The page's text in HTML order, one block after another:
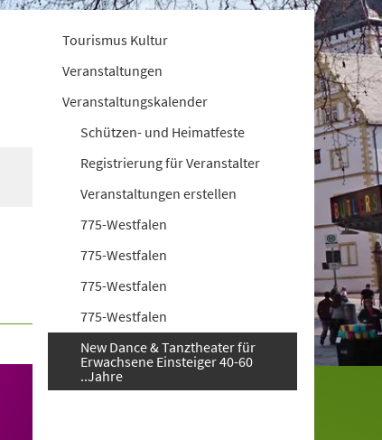
Tourismus Kultur
Veranstaltungen
Veranstaltungskalender
Schützen- und Heimatfeste
Registrierung für Veranstalter
Veranstaltungen erstellen
775-Westfalen
775-Westfalen
775-Westfalen
775-Westfalen
New Dance & Tanztheater für
Erwachsene Einsteiger 40-60
..Jahre